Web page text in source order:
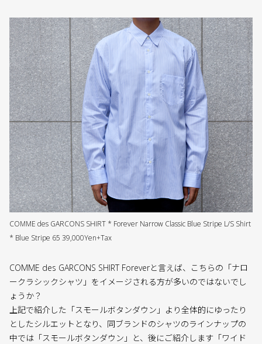
COMME des GARCONS SHIRT * Forever Narrow Classic Blue Stripe L/S Shirt
* Blue Stripe 65 39,000Yen+Tax
COMME des GARCONS SHIRT Foreverと言えば、こちらの「ナロ
ークラシックシャツ」をイメージされる方が多いのではないでし
ょうか？
上記で紹介した「スモールボタンダウン」より全体的にゆったり
としたシルエットとなり、同ブランドのシャツのラインナップの
中では「スモールボタンダウン」と、後にご紹介します「ワイド